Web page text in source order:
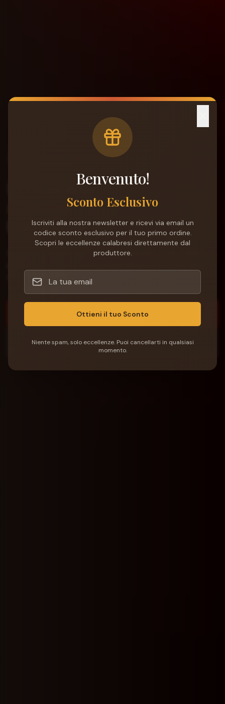
Benvenuto!
Sconto Esclusivo
Iscriviti alla nostra newsletter e ricevi via email un
codice sconto esclusivo per il tuo primo ordine.
Scopri le eccellenze calabresi direttamente dal
produttore.
Ottieni il tuo Sconto
Niente spam, solo eccellenze. Puoi cancellarti in qualsiasi
momento.
Dal 1985 • Tradizione Calabrese
Il buono della
tradizione,
fatto a mano.
Conserve artigianali e specialità agroalimentari calabresi,
nostra terra.
Scopri i Prodotti
La Nostra Storia